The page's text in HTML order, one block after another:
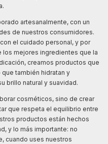
artesanalmente, con un
de nuestros consumidores.
el cuidado personal, y por
mejores ingredientes que la
creamos productos que
también hidratan y
brillo natural y suavidad.
cosméticos, sino de crear
que respeta el equilibrio entre
productos están hechos
y lo más importante: no
cuando uses nuestros